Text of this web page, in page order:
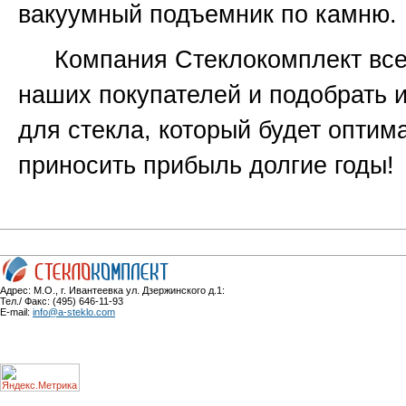
вакуумный подъемник по камню.
Компания Стеклокомплект
наших покупателей и подобрать
для стекла, который будет
приносить прибыль долгие годы!
Адрес: М.О., г. Ивантеевка ул. Дзержинского д.1:
Тел./ Факс: (495) 646-11-93
E-mail: info@a-steklo.com